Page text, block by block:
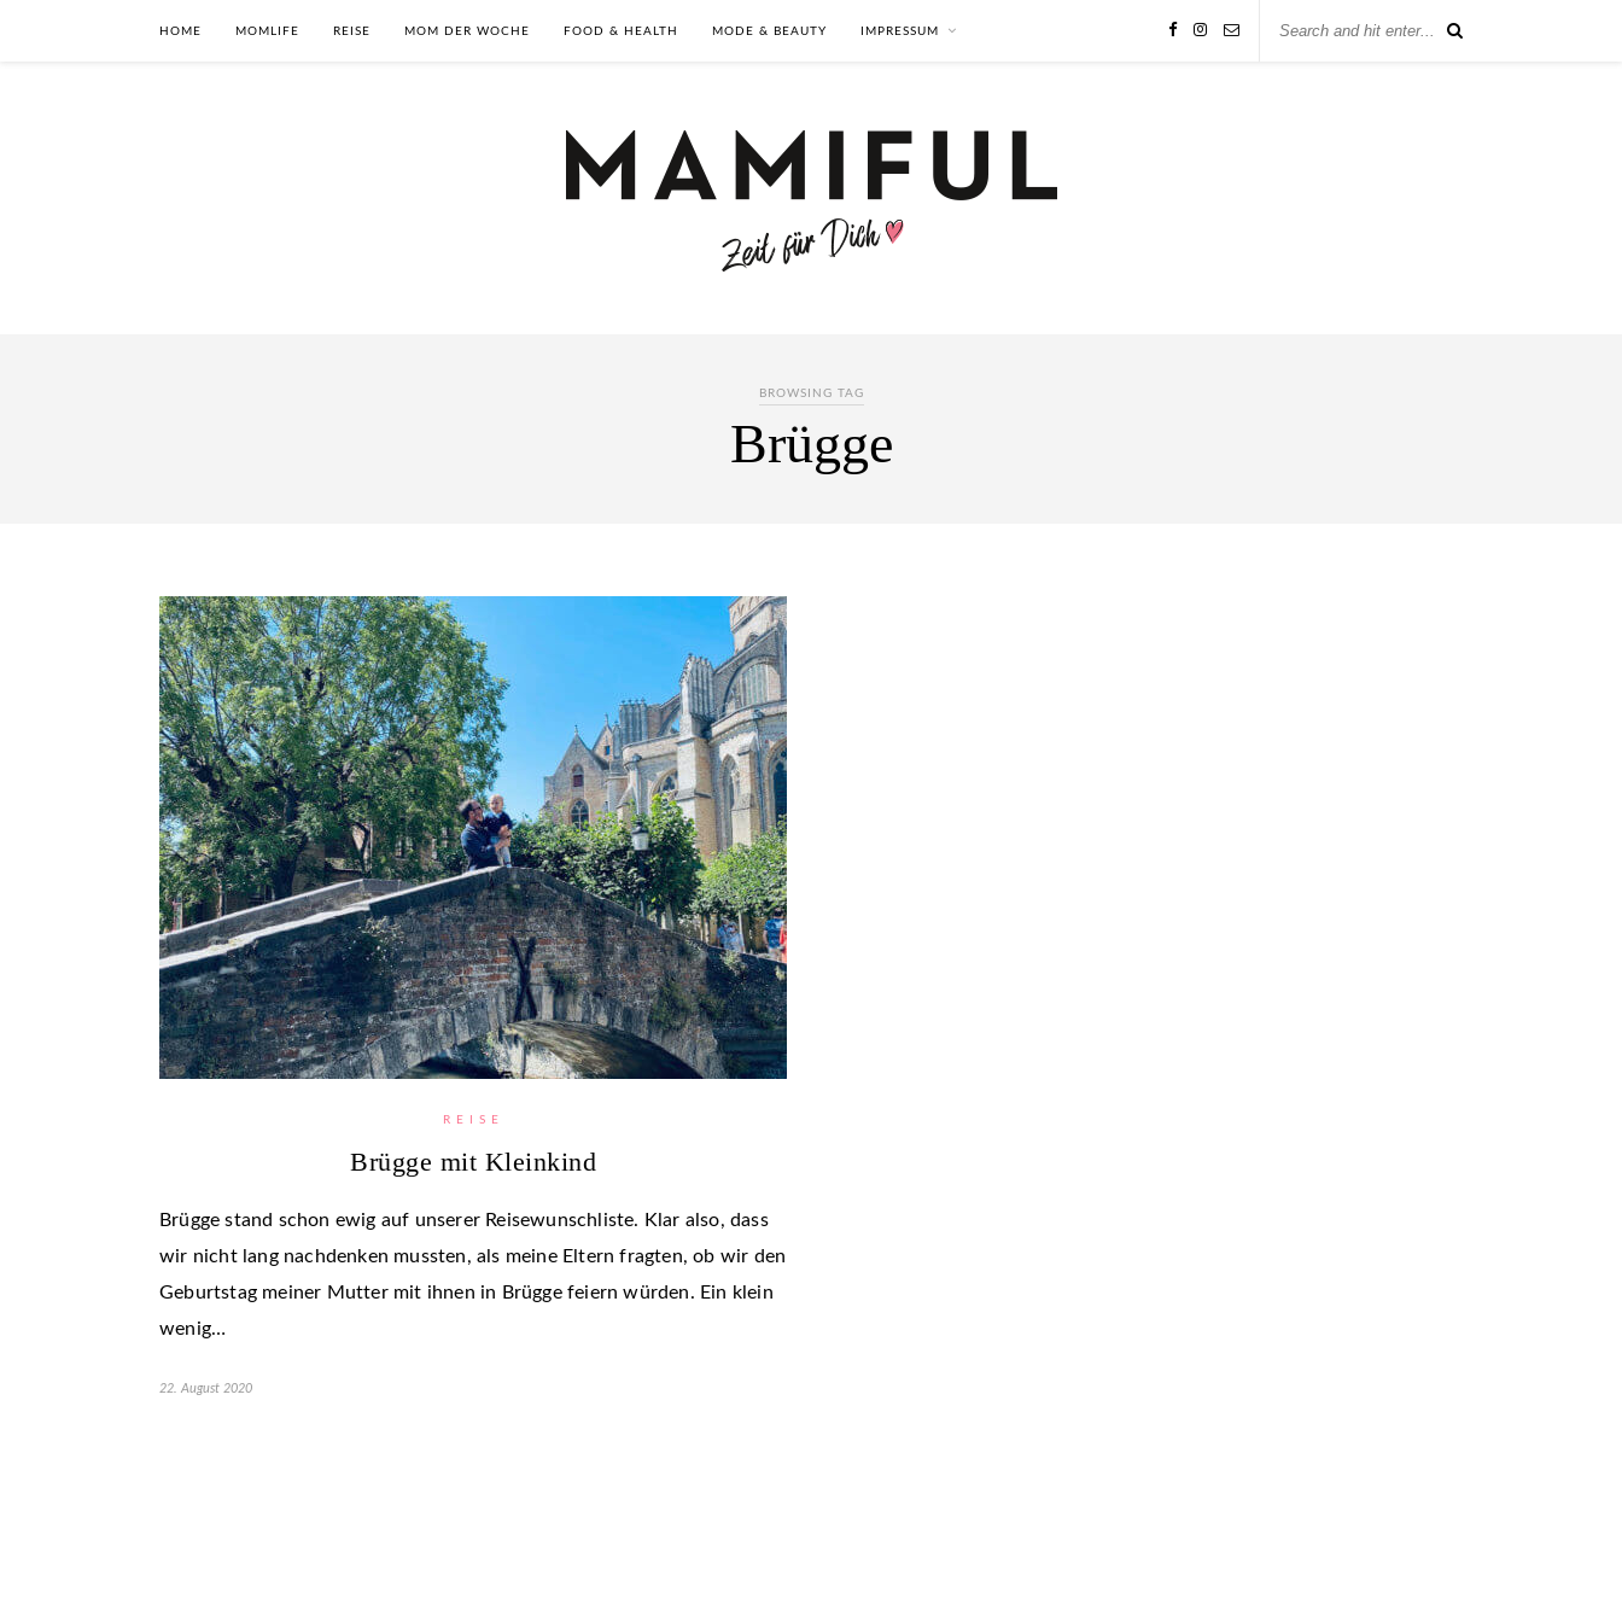
HOME MOMLIFE REISE MOM DER WOCHE FOOD & HEALTH MODE & BEAUTY IMPRESSUM
BROWSING TAG
Brügge
REISE
Brügge mit Kleinkind
Brügge stand schon ewig auf unserer Reisewunschliste. Klar also, dass
wir nicht lang nachdenken mussten, als meine Eltern fragten, ob wir den
Geburtstag meiner Mutter mit ihnen in Brügge feiern würden. Ein klein
wenig…
22. August 2020